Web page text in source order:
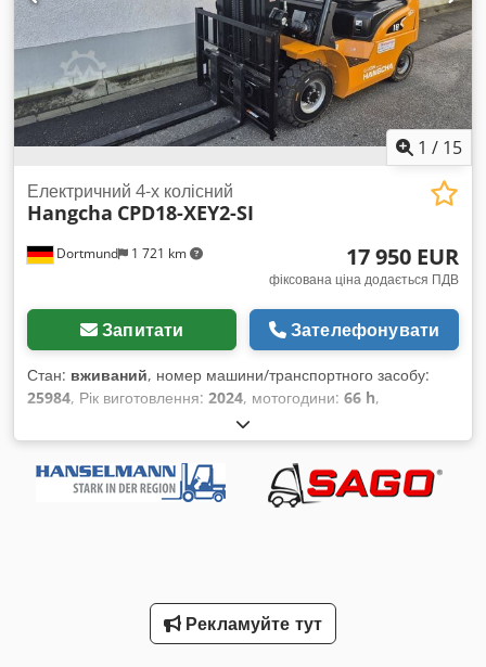
1 / 15
Dortmund 1 721 km
Електричний 4-х колісний
Hangcha CPD18-XEY2-SI
17 950 EUR
фіксована ціна додається ПДВ
Запитати Зателефонувати
Стан: вживаний, номер машини/транспортного засобу:
25984, Рік виготовлення: 2024, мотогодини: 66 h,
, висота підйому:
вільний підйом:1 450 мм, тип пального:електричний, тип
щогли:триплекс, конструктивна висота:2 290 мм,
Обладнання:бічне зміщення
, .: 25984 Деталі обладнання:
Рік випуску: 2024 Вантажопідйомність: 1800 кг Висота
2290 мм Робоча вага: 3210 кг Акумулятор: 2024 рік ----
Комплектація: * Захисний навіс * 3-й гідравлічний контур
Cedpfx Acsxvqmqj Dorf * 4-й гідравлічний контур *
Рекламуйте тут